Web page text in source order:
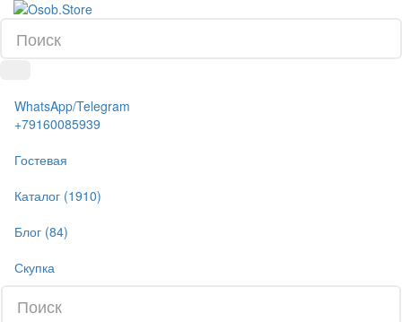
WhatsApp/Telegram
+79160085939
Гостевая
Каталог (1910)
Блог (84)
Скупка